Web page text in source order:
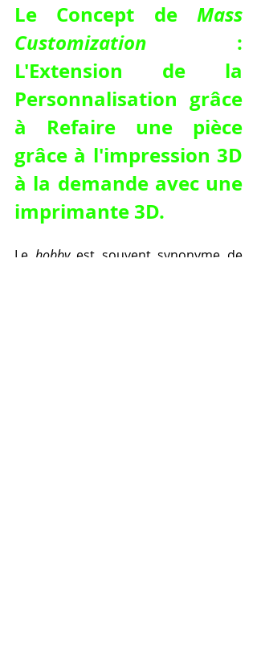
Le Concept de Mass
Customization :
L'Extension de la
Personnalisation grâce
à Refaire une pièce
grâce à l'impression 3D
à la demande avec une
imprimante 3D.
Le hobby